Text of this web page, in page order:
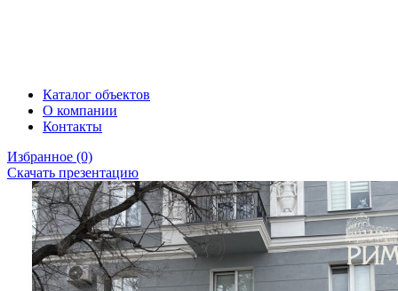
Каталог объектов
О компании
Контакты
Избранное (0)
Скачать презентацию